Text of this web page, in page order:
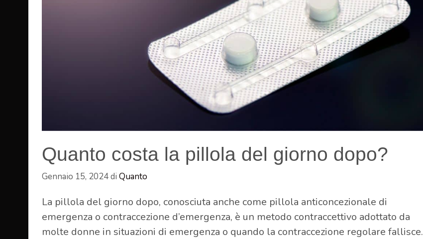
Quanto costa la pillola del giorno dopo?
Gennaio 15, 2024di Quanto
La pillola del giorno dopo, conosciuta anche come pillola anticoncezionale di
emergenza o contraccezione d’emergenza, è un metodo contraccettivo adottato da
molte donne in situazioni di emergenza o quando la contraccezione regolare fallisce.